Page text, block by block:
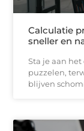
Calculatie
sneller en
Sta je aan
puzzelen,
blijven